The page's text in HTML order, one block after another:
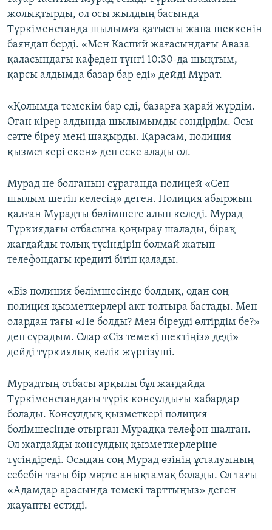
жолықтырды, ол осы жылдың басында
Түркіменстанда шылымға қатысты жапа шеккенін
баяндап берді. «Мен Каспий жағасындағы Аваза
қаласындағы кафеден түнгі 10:30-да шықтым,
қарсы алдымда базар бар еді» дейді Мұрат.
«Қолымда темекім бар еді, базарға қарай жүрдім.
Оған кірер алдында шылымымды сөндірдім. Осы
сәтте біреу мені шақырды. Қарасам, полиция
қызметкері екен» деп еске алады ол.
Мурад не болғанын сұрағанда полицей «Сен
шылым шегіп келесің» деген. Полиция абыржып
қалған Мурадты бөлімшеге алып келеді. Мурад
Түркиядағы отбасына қоңырау шалады, бірақ
жағдайды толық түсіндіріп болмай жатып
телефондағы кредиті бітіп қалады.
«Біз полиция бөлімшесінде болдық, одан соң
полиция қызметкерлері акт толтыра бастады. Мен
олардан тағы «Не болды? Мен біреуді өлтірдім бе?»
деп сұрадым. Олар «Сіз темекі шектіңіз» деді»
дейді түркиялық көлік жүргізуші.
Мурадтың отбасы арқылы бұл жағдайда
Түркіменстандағы түрік консулдығы хабардар
болады. Консулдық қызметкері полиция
бөлімшесінде отырған Мурадқа телефон шалған.
Ол жағдайды консулдық қызметкерлеріне
түсіндіреді. Осыдан соң Мурад өзінің ұсталуының
себебін тағы бір мәрте анықтамақ болады. Ол тағы
«Адамдар арасында темекі тарттыңыз» деген
жауапты естиді.